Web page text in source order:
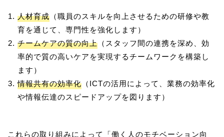
人材育成 （職員のスキルを向上させるための研修や教
育を通じて、専門性を強化します）
チームケアの質の向上 （スタッフ間の連携を深め、効
率的で質の高いケアを実現するチームワークを構築し
ます）
情報共有の効率化 （ICTの活用によって、業務の効率化
や情報伝達のスピードアップを図ります）
これらの取り組みによって「働く人のモチベーション向